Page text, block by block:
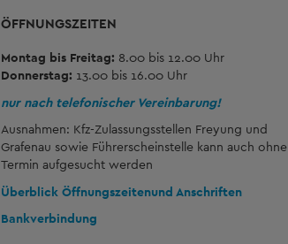
ÖFFNUNGSZEITEN
Montag bis Freitag: 8.00 bis 12.00 Uhr
Donnerstag: 13.00 bis 16.00 Uhr
nur nach telefonischer Vereinbarung!
Ausnahmen: Kfz-Zulassungsstellen Freyung und
Grafenau sowie Führerscheinstelle kann auch ohne
Termin aufgesucht werden
Überblick Öffnungszeitenund Anschriften
Bankverbindung